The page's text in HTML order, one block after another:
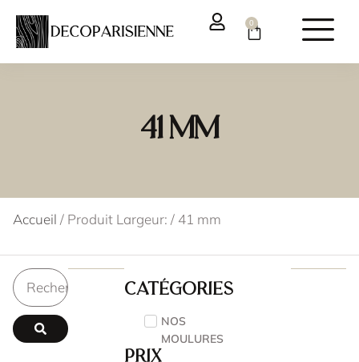
0
41 mm
Accueil / Produit Largeur: / 41 mm
Catégories
NOS
MOULURES
Prix